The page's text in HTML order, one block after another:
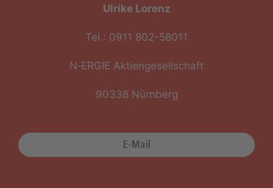
Ulrike Lorenz
Tel.: 0911 802-58011
N‑ERGIE Aktiengesellschaft
90338 Nürnberg
E-Mail